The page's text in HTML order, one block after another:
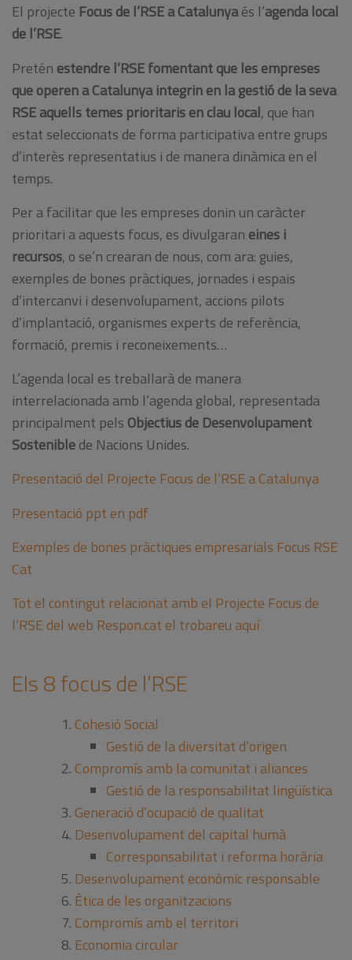
El projecte Focus de l’RSE a Catalunyaés l’agenda local
de l’RSE.
Pretén estendre l’RSE fomentant que les empreses
que operen a Catalunya integrin en la gestió de la seva
RSE aquells temes prioritaris en clau local, que han
estat seleccionats de forma participativa entre grups
d’interès representatius i de manera dinàmica en el
temps.
Per a facilitar que les empreses donin un caràcter
prioritari a aquests focus, es divulgaran eines i
recursos, o se’n crearan de nous, com ara: guies,
exemples de bones pràctiques, jornades i espais
d’intercanvi i desenvolupament, accions pilots
d’implantació, organismes experts de referència,
formació, premis i reconeixements…
L’agenda local es treballarà de manera
interrelacionada amb l’agenda global, representada
principalment pels Objectius de Desenvolupament
Sosteniblede Nacions Unides.
Presentació del Projecte Focus de l’RSE a Catalunya
Presentació ppt en pdf
Exemples de bones pràctiques empresarials Focus RSE
Cat
Tot el contingut relacionat amb el Projecte Focus de
l’RSE del web Respon.cat el trobareu aquí
Els 8 focus de l’RSE
Cohesió Social
Gestió de la diversitat d’origen
Compromís amb la comunitat i aliances
Gestió de la responsabilitat lingüística
Generació d’ocupació de qualitat
Desenvolupament del capital humà
Corresponsabilitat i reforma horària
Desenvolupament econòmic responsable
Ètica de les organitzacions
Compromís amb el territori
Economia circular